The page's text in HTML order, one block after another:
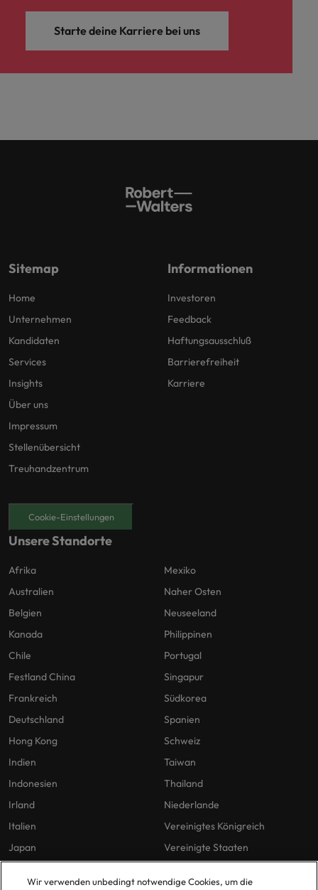
Starte deine Karriere bei uns
Sitemap
Home
Unternehmen
Kandidaten
Services
Insights
Über uns
Impressum
Stellenübersicht
Treuhandzentrum
Informationen
Investoren
Feedback
Haftungsausschluß
Barrierefreiheit
Karriere
Cookie-Einstellungen
Unsere Standorte
Afrika
Australien
Belgien
Kanada
Chile
Festland China
Frankreich
Deutschland
Hong Kong
Indien
Indonesien
Irland
Italien
Japan
Mexiko
Naher Osten
Neuseeland
Philippinen
Portugal
Singapur
Südkorea
Spanien
Schweiz
Taiwan
Thailand
Niederlande
Vereinigtes Königreich
Vereinigte Staaten
Wir verwenden unbedingt notwendige Cookies, um die